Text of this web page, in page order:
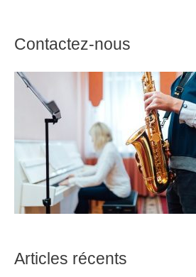
Contactez-nous
Articles récents